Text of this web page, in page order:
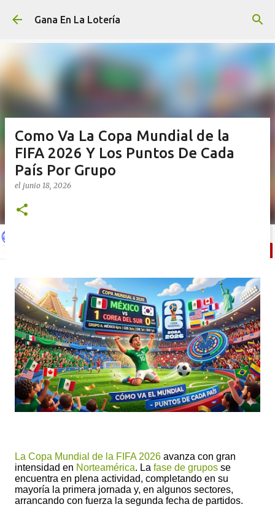
Ir al contenido principal
Gana En La Lotería
Como Va La Copa Mundial de la
FIFA 2026 Y Los Puntos De Cada
País Por Grupo
el junio 18, 2026
La Copa Mundial de la FIFA 2026 avanza con gran
intensidad en Norteamérica. La fase de grupos se
encuentra en plena actividad, completando en su
mayoría la primera jornada y, en algunos sectores,
arrancando con fuerza la segunda fecha de partidos.